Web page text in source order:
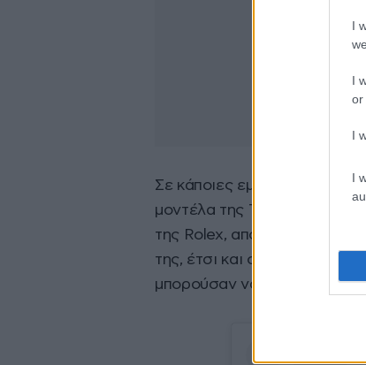
I
I
or
I
I
Σε κάποιες εμφανίσεις της
μοντέλα της TAG Heuer,
της Rolex, από το οποίο
της, έτσι και στα ρολόγια
μπορούσαν να συνδυαστούν